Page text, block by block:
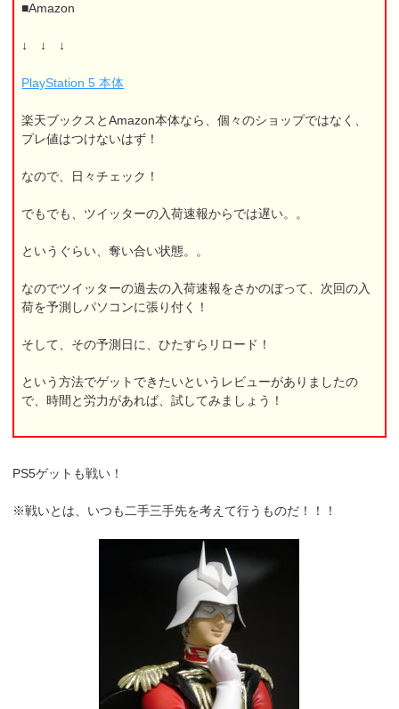
■Amazon
↓ ↓ ↓
PlayStation 5 本体
楽天ブックスとAmazon本体なら、個々のショップではなく、
プレ値はつけないはず！
なので、日々チェック！
でもでも、ツイッターの入荷速報からでは遅い。。
というぐらい、奪い合い状態。。
なのでツイッターの過去の入荷速報をさかのぼって、次回の入
荷を予測しパソコンに張り付く！
そして、その予測日に、ひたすらリロード！
という方法でゲットできたいというレビューがありましたの
で、時間と労力があれば、試してみましょう！
PS5ゲットも戦い！
※戦いとは、いつも二手三手先を考えて行うものだ！！！